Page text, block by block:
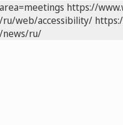
https://
web/accessibility/
news/ru/